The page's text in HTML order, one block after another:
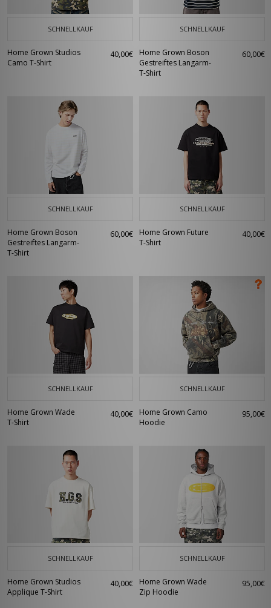
SCHNELLKAUF
Home Grown Studios
Camo T-Shirt
40,00€
SCHNELLKAUF
Home Grown Boson
Gestreiftes Langarm-
T-Shirt
60,00€
SCHNELLKAUF
Home Grown Boson
Gestreiftes Langarm-
T-Shirt
60,00€
SCHNELLKAUF
Home Grown Future
T-Shirt
40,00€
SCHNELLKAUF
Home Grown Wade
T-Shirt
40,00€
SCHNELLKAUF
Home Grown Camo
Hoodie
95,00€
SCHNELLKAUF
Home Grown Studios
Applique T-Shirt
40,00€
SCHNELLKAUF
Home Grown Wade
Zip Hoodie
95,00€